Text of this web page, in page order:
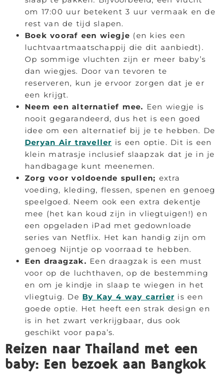
om 17:00 uur betekent 3 uur vermaak en de
rest van de tijd slapen.
Boek vooraf een wiegje (en kies een
luchtvaartmaatschappij die dit aanbiedt).
Op sommige vluchten zijn er meer baby’s
dan wiegjes. Door van tevoren te
reserveren, kun je ervoor zorgen dat je er
een krijgt.
Neem een alternatief mee. Een wiegje is
nooit gegarandeerd, dus het is een goed
idee om een alternatief bij je te hebben. De
Deryan Air traveller is een optie. Dit is een
klein matrasje inclusief slaapzak dat je in je
handbagage kunt meenemen.
Zorg voor voldoende spullen; extra
voeding, kleding, flessen, spenen en genoeg
speelgoed. Neem ook een extra dekentje
mee (het kan koud zijn in vliegtuigen!) en
een opgeladen iPad met gedownloade
series van Netflix. Het kan handig zijn om
genoeg Nijntje op voorraad te hebben.
Een draagzak. Een draagzak is een must
voor op de luchthaven, op de bestemming
en om je kindje in slaap te wiegen in het
vliegtuig. De By Kay 4 way carrier is een
goede optie. Het heeft een strak design en
is in het zwart verkrijgbaar, dus ook
geschikt voor papa’s.
Reizen naar Thailand met een
baby: Een bezoek aan Bangkok